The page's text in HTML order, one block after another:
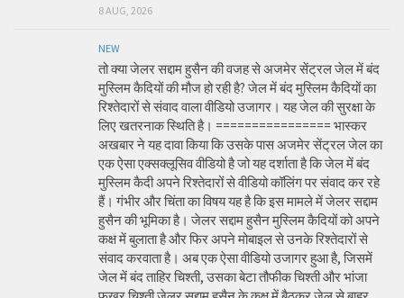
8 AUG, 2026
NEW
तो क्या जेलर सद्दाम हुसैन की वजह से अजमेर सेंट्रल जेल में बंद
मुस्लिम कैदियों की मौज हो रही है? जेल में बंद मुस्लिम कैदियों का
रिश्तेदारों से संवाद वाला वीडियो उजागर। यह जेल की सुरक्षा के
लिए खतरनाक स्थिति है। ================ भास्कर
अखबार ने यह दावा किया कि उसके पास अजमेर सेंट्रल जेल का
एक ऐसा एक्सक्लूसिव वीडियो है जो यह दर्शाता है कि जेल में बंद
मुस्लिम कैदी अपने रिश्तेदारों से वीडियो कॉलिंग पर संवाद कर रहे
हैं। गंभीर और चिंता का विषय यह है कि इस मामले में जेलर सद्दाम
हुसैन की भूमिका है। जेलर सद्दाम हुसैन मुस्लिम कैदियों को अपने
कक्ष में बुलाता है और फिर अपने मोबाइल से उनके रिश्तेदारों से
संवाद करवाता है। अब एक ऐसा वीडियो उजागर हुआ है, जिसमें
जेल में बंद ताहिर चिश्ती, उसका बेटा तौफीक चिश्ती और भांजा